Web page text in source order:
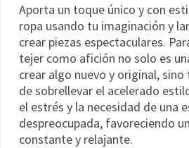
Aporta un toque único y con
ropa usando tu imaginación y
crear piezas espectaculares.
tejer como afición no solo es
crear algo nuevo y original,
de sobrellevar el acelerado
el estrés y la necesidad de una
despreocupada, favoreciendo
constante y relajante.